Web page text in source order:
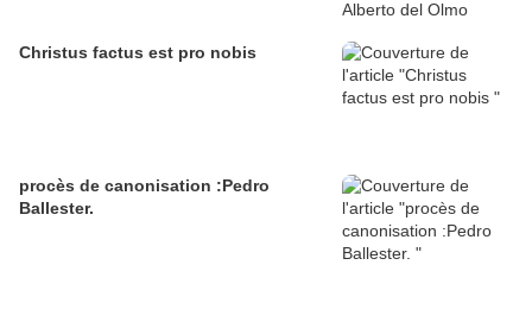
Christus factus est pro nobis
procès de canonisation :Pedro
Ballester.